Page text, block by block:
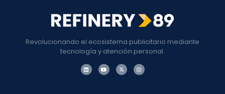
Revolucionando el ecosistema publicitario mediante
tecnología y atención personal.